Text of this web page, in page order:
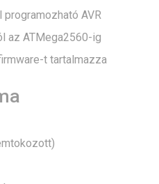
AVR
az ATMega2560-ig
t tartalmazza